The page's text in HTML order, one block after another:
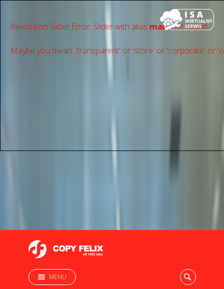
Revolution Slider Error: Slider with alias mainnot found.
Maybe you mean: 'transparent' or 'store' or 'сorporate' or
MENU